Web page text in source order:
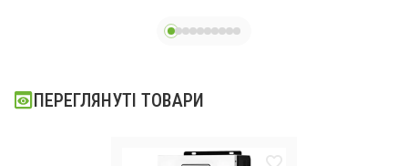
ПЕРЕГЛЯНУТІ ТОВАРИ